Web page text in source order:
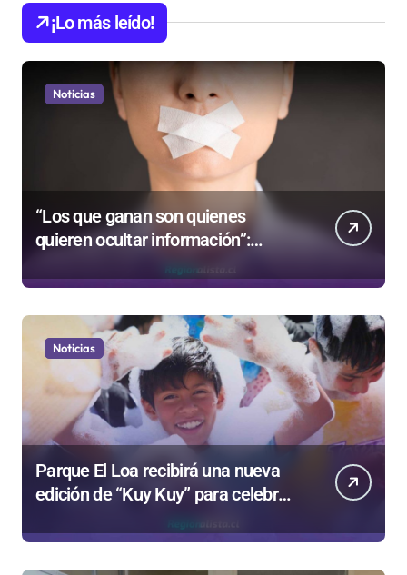
¡Lo más leído!
Noticias
“Los que ganan son quienes
quieren ocultar información”:
Colegio de Periodistas cuestiona la
“Ley Mordaza 2.0”
Noticias
Parque El Loa recibirá una nueva
edición de “Kuy Kuy” para celebrar